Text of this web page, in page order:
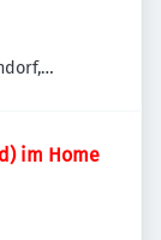
im Home